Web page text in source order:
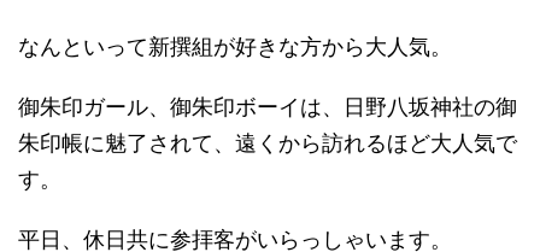
なんといって新撰組が好きな方から大人気。
御朱印ガール、御朱印ボーイは、日野八坂神社の御
朱印帳に魅了されて、遠くから訪れるほど大人気で
す。
平日、休日共に参拝客がいらっしゃいます。